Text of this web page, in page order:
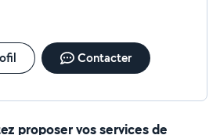
Contacter
proposer vos services de